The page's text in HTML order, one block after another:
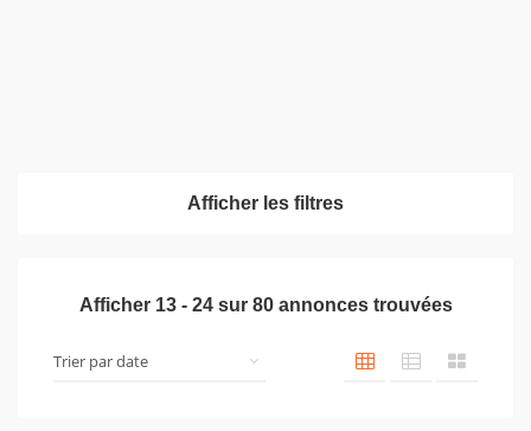
Afficher les filtres
Afficher 13- 24sur 80annonces trouvées